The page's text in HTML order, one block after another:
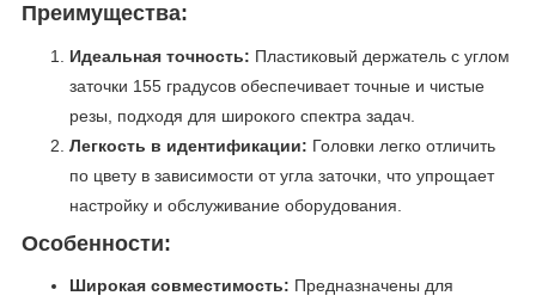
Преимущества:
Идеальная точность: Пластиковый держатель с углом
заточки 155 градусов обеспечивает точные и чистые
резы, подходя для широкого спектра задач.
Легкость в идентификации: Головки легко отличить
по цвету в зависимости от угла заточки, что упрощает
настройку и обслуживание оборудования.
Особенности:
Широкая совместимость: Предназначены для